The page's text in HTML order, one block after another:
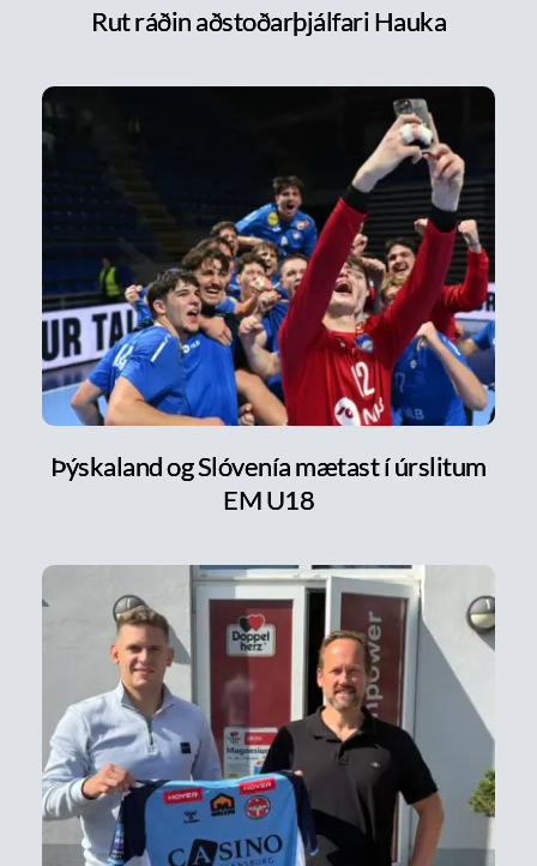
Rut ráðin aðstoðarþjálfari Hauka
Þýskaland og Slóvenía mætast í úrslitum
EM U18